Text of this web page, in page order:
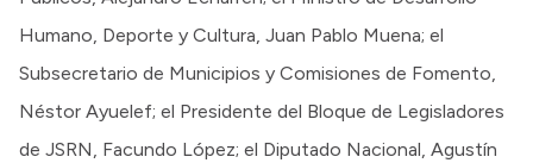
Humano, Deporte y Cultura, Juan Pablo Muena; el
Subsecretario de Municipios y Comisiones de Fomento,
Néstor Ayuelef; el Presidente del Bloque de Legisladores
de JSRN, Facundo López; el Diputado Nacional, Agustín